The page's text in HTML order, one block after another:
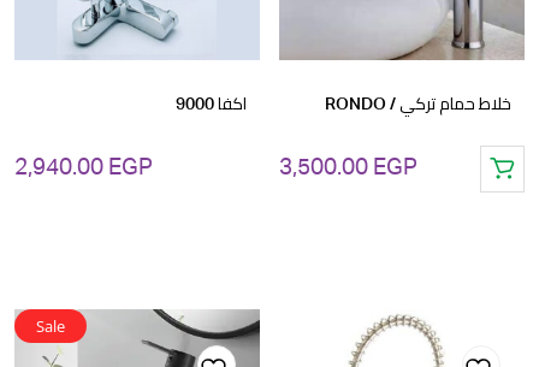
خلاط حمام تركي / RONDO
3,500.00 EGP
اكفا 9000
2,940.00 EGP
Sale